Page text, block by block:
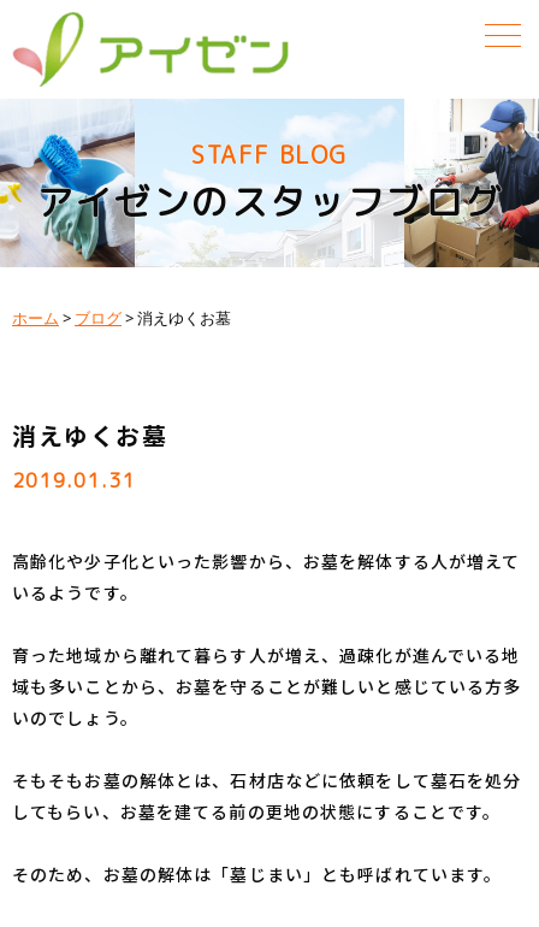
STAFF BLOG
アイゼンのスタッフブログ
ホーム > ブログ>消えゆくお墓
消えゆくお墓
2019.01.31
高齢化や少子化といった影響から、お墓を解体する人が増えて
いるようです。
育った地域から離れて暮らす人が増え、過疎化が進んでいる地
域も多いことから、お墓を守ることが難しいと感じている方多
いのでしょう。
そもそもお墓の解体とは、石材店などに依頼をして墓石を処分
してもらい、お墓を建てる前の更地の状態にすることです。
そのため、お墓の解体は「墓じまい」とも呼ばれています。